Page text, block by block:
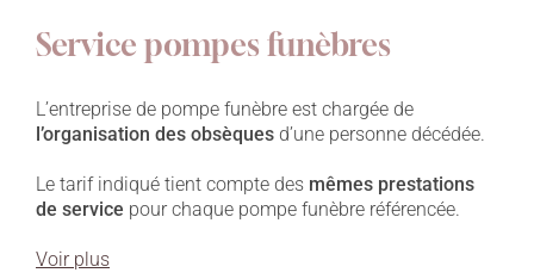
Service pompes funèbres
L’entreprise de pompe funèbre est chargée de
l’organisation des obsèques d’une personne décédée.
Le tarif indiqué tient compte des mêmes prestations
de service pour chaque pompe funèbre référencée.
Voir plus